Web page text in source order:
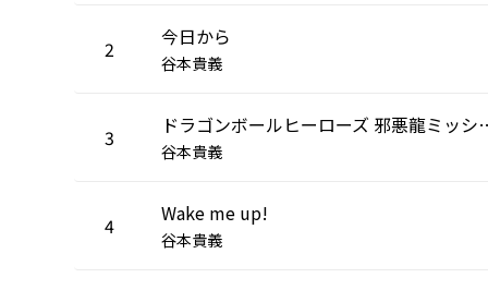
2 今日から
谷本貴義
3 ドラゴンボールヒ
谷本貴義
4 Wake me up!
谷本貴義